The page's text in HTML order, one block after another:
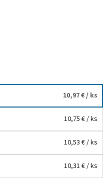
10,97 €/ ks
10,75 €/ ks
10,53 €/ ks
10,31 €/ ks